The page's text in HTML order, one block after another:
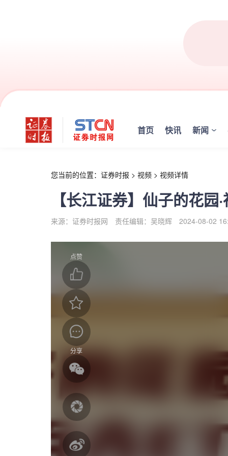
首页 快讯 新闻
您当前的位置： 证券时报 > 视频 > 视频详情
【长江证券】仙子的花园
来源：证券时报网 责任编辑：吴晓辉 2024-08-02
点赞
分享